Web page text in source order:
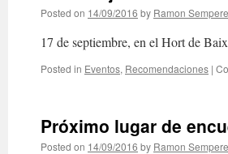
Posted on 14/09/2016 by Ramon Sempere
17 de septiembre, en el Hort de
Posted in Eventos, Recomendaciones |
Próximo lugar de
Posted on 14/09/2016 by Ramon Sempere